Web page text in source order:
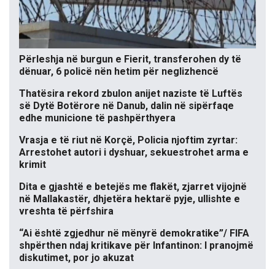
Përleshja në burgun e Fierit, transferohen dy të
dënuar, 6 policë nën hetim për neglizhencë
Thatësira rekord zbulon anijet naziste të Luftës
së Dytë Botërore në Danub, dalin në sipërfaqe
edhe municione të pashpërthyera
Vrasja e të riut në Korçë, Policia njoftim zyrtar:
Arrestohet autori i dyshuar, sekuestrohet arma e
krimit
Dita e gjashtë e betejës me flakët, zjarret vijojnë
në Mallakastër, dhjetëra hektarë pyje, ullishte e
vreshta të përfshira
“Ai është zgjedhur në mënyrë demokratike”/ FIFA
shpërthen ndaj kritikave për Infantinon: I pranojmë
diskutimet, por jo akuzat